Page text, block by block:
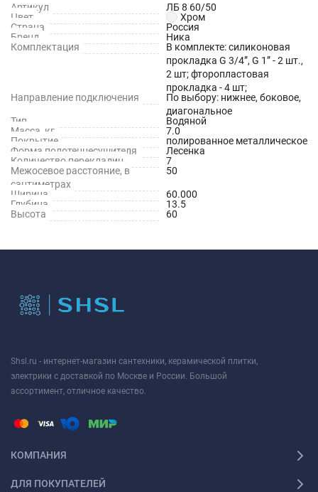
Артикул
ЛБ 8 60/50
Цвет
Хром
Страна
Россия
Бренд
Ника
Комплектация
В комплекте: силиконовая
прокладка G 3/4”, G 1” - 2 шт.,
2 шт; фторопластовая
прокладка - 4 шт;
Направление подключения
По выбору: нижнее, боковое,
диагональное
Тип
Водяной
Масса, кг
7.0
Покрытие
полированное металлическое
Форма полотенцесушителя
Лесенка
Количество перекладин
7
Межосевое расстояние, в
сантиметрах
50
Ширина
60.000
Глубина
13.5
Высота
60
Shsl.ru - интернет-магазин сантехники, керамической плитки,
электрики с доставкой по Москве и России. Большой
ассортимент, отличное качество.
КОМПАНИЯ
ДЛЯ ПОКУПАТЕЛЕЙ